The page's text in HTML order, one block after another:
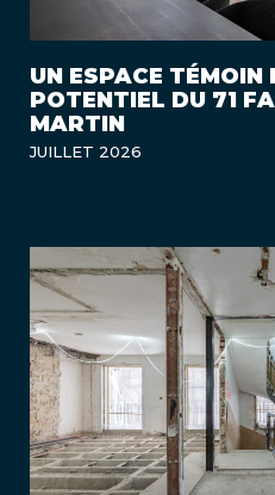
UN ESPACE TÉMOIN
POTENTIEL DU 71
MARTIN
JUILLET 2026